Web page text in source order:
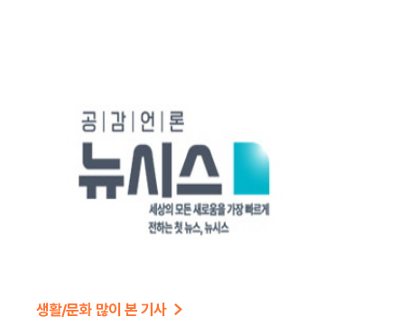
생활/문화 많이 본 기사